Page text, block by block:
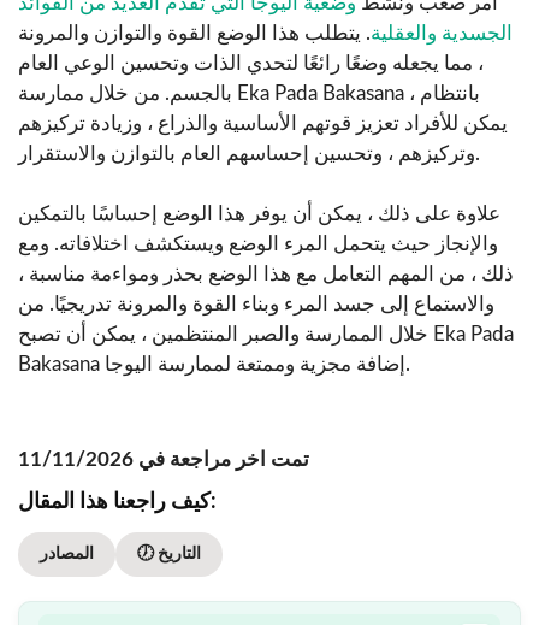
الجسدية والعقلية. يتطلب هذا الوضع القوة والتوازن والمرونة
، مما يجعله وضعًا رائعًا لتحدي الذات وتحسين الوعي العام
بالجسم. من خلال ممارسة Eka Pada Bakasana بانتظام ،
يمكن للأفراد تعزيز قوتهم الأساسية والذراع ، وزيادة تركيزهم
وتركيزهم ، وتحسين إحساسهم العام بالتوازن والاستقرار.
علاوة على ذلك ، يمكن أن يوفر هذا الوضع إحساسًا بالتمكين
والإنجاز حيث يتحمل المرء الوضع ويستكشف اختلافاته. ومع
ذلك ، من المهم التعامل مع هذا الوضع بحذر ومواءمة مناسبة ،
والاستماع إلى جسد المرء وبناء القوة والمرونة تدريجيًا. من
خلال الممارسة والصبر المنتظمين ، يمكن أن تصبح Eka Pada
Bakasana إضافة مجزية وممتعة لممارسة اليوجا.
تمت اخر مراجعة في 11/11/2026
كيف راجعنا هذا المقال:
المصادر 🕖 التاريخ